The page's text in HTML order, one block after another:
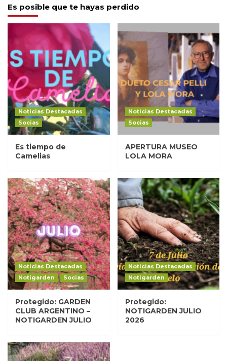
Es posible que te hayas perdido
Noticias Destacadas
Socias
Es tiempo de
Camelias
Noticias Destacadas
Socias
APERTURA MUSEO
LOLA MORA
Noticias Destacadas
Notigarden
Socias
Protegido: GARDEN
CLUB ARGENTINO –
NOTIGARDEN JULIO
Noticias Destacadas
Notigarden
Protegido:
NOTIGARDEN JULIO
2026